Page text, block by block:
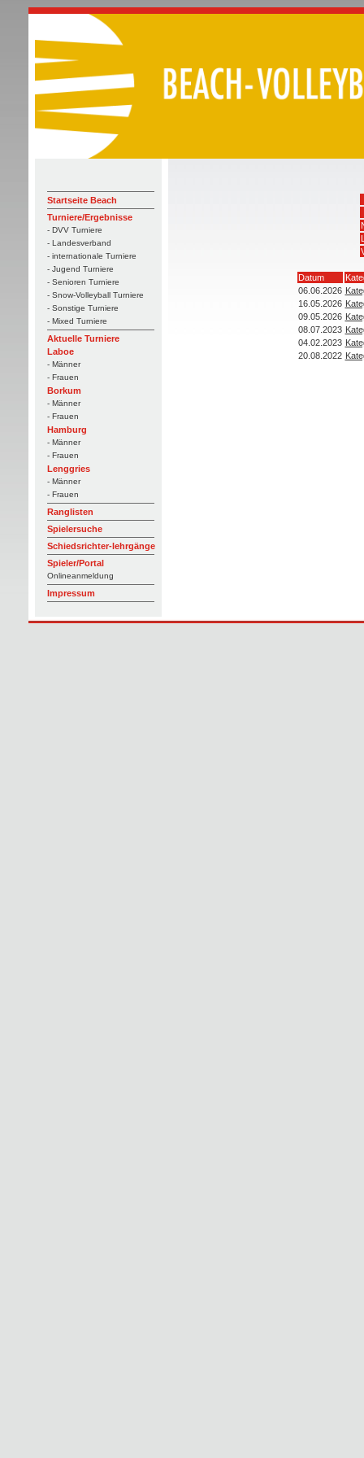
Startseite Beach
Turniere/Ergebnisse
- DVV Turniere
- Landesverband
- internationale Turniere
- Jugend Turniere
- Senioren Turniere
- Snow-Volleyball Turniere
- Sonstige Turniere
- Mixed Turniere
Aktuelle Turniere
Laboe
- Männer
- Frauen
Borkum
- Männer
- Frauen
Hamburg
- Männer
- Frauen
Lenggries
- Männer
- Frauen
Ranglisten
Spielersuche
Schiedsrichter-lehrgänge
Spieler/Portal
Onlineanmeldung
Impressum
Datum
06.06.2026
16.05.2026
09.05.2026
08.07.2023
04.02.2023
20.08.2022